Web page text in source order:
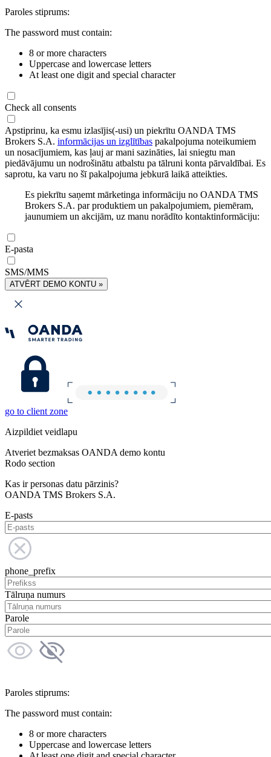
Paroles stiprums:
The password must contain:
8 or more characters
Uppercase and lowercase letters
At least one digit and special character
Check all consents
Apstiprinu, ka esmu izlasījis(-usi) un piekrītu OANDA TMS
Brokers S.A. informācijas un izglītības pakalpojuma noteikumiem
un nosacījumiem, kas ļauj ar mani sazināties, lai sniegtu man
piedāvājumu un nodrošinātu atbalstu pa tālruni konta pārvaldībai. Es
saprotu, ka varu no šī pakalpojuma jebkurā laikā atteikties.
Es piekrītu saņemt mārketinga informāciju no OANDA TMS
Brokers S.A. par produktiem un pakalpojumiem, piemēram,
jaunumiem un akcijām, uz manu norādīto kontaktinformāciju:
E-pasta
SMS/MMS
ATVĒRT DEMO KONTU »
go to client zone
Aizpildiet veidlapu
Atveriet bezmaksas OANDA demo kontu
Rodo section
Kas ir personas datu pārzinis?
OANDA TMS Brokers S.A.
E-pasts
phone_prefix
Tālruņa numurs
Parole
Paroles stiprums:
The password must contain:
8 or more characters
Uppercase and lowercase letters